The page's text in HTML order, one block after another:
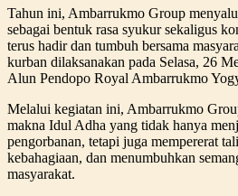
Tahun ini, Ambarrukmo Group
sebagai bentuk rasa syukur sekaligus
terus hadir dan tumbuh bersama
kurban dilaksanakan pada Selasa, 26
Alun Pendopo Royal Ambarrukmo
Melalui kegiatan ini, Ambarrukmo
makna Idul Adha yang tidak hanya
pengorbanan, tetapi juga mempererat
kebahagiaan, dan menumbuhkan
masyarakat.